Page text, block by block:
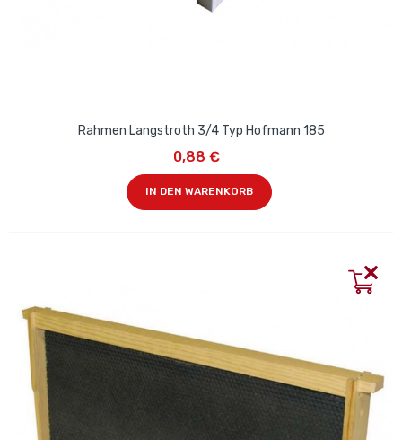
Rahmen Langstroth 3/4 Typ Hofmann 185
0,88 €
IN DEN WARENKORB